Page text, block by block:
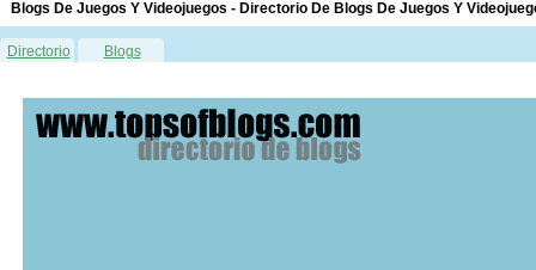
Blogs De Juegos Y Videojuegos - Directorio De Blogs De Juegos Y
Directorio Blogs